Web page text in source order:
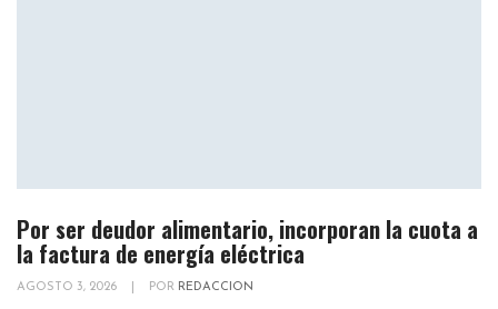
Por ser deudor alimentario, incorporan la cuota a
la factura de energía eléctrica
AGOSTO 3, 2026 POR REDACCION